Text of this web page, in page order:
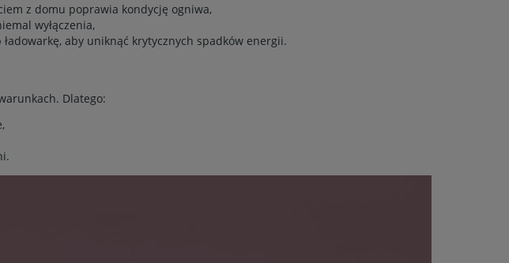
z domu poprawia kondycję ogniwa,
wyłączenia,
aby uniknąć krytycznych spadków energii.
Dlatego: